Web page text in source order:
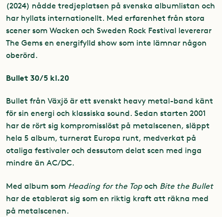
(2024) nådde tredjeplatsen på svenska albumlistan och
har hyllats internationellt. Med erfarenhet från stora
scener som Wacken och Sweden Rock Festival levererar
The Gems en energifylld show som inte lämnar någon
oberörd.
Bullet 30/5 kl.20
Bullet från Växjö är ett svenskt heavy metal-band känt
för sin energi och klassiska sound. Sedan starten 2001
har de rört sig kompromisslöst på metalscenen, släppt
hela 5 album, turnerat Europa runt, medverkat på
otaliga festivaler och dessutom delat scen med inga
mindre än AC/DC.
Med album som Heading for the Top och Bite the Bullet
har de etablerat sig som en riktig kraft att räkna med
på metalscenen.